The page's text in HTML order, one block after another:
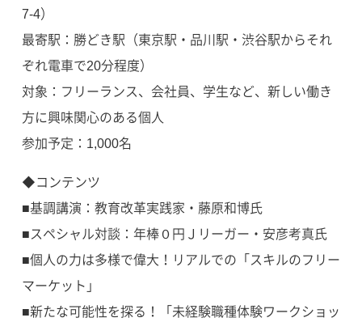
7-4）
最寄駅：勝どき駅（東京駅・品川駅・渋谷駅からそれ
ぞれ電車で20分程度）
対象：フリーランス、会社員、学生など、新しい働き
方に興味関心のある個人
参加予定：1,000名
◆コンテンツ
■基調講演：教育改革実践家・藤原和博氏
■スペシャル対談：年棒０円Ｊリーガー・安彦考真氏
■個人の力は多様で偉大！リアルでの「スキルのフリー
マーケット」
■新たな可能性を探る！「未経験職種体験ワークショッ